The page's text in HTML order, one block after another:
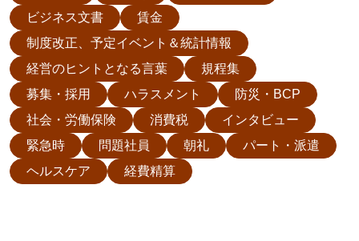
ビジネス文書
賃金
制度改正、予定イベント＆統計情報
経営のヒントとなる言葉
規程集
募集・採用
ハラスメント
防災・BCP
社会・労働保険
消費税
インタビュー
緊急時
問題社員 朝礼
パート・派遣
ヘルスケア
経費精算